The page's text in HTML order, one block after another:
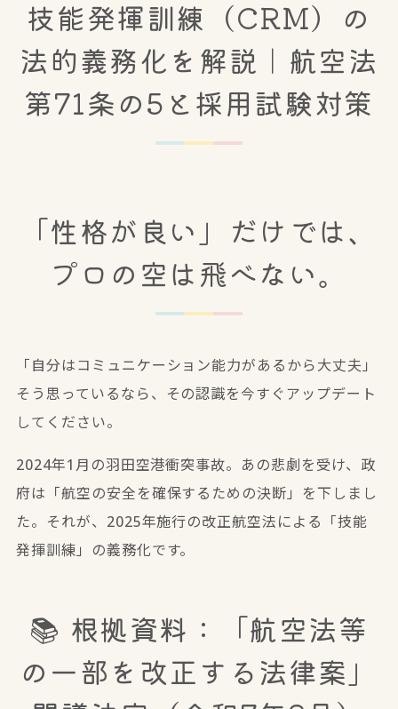
技能発揮訓練（CRM）の
法的義務化を解説｜航空法
第71条の5と採用試験対策
「性格が良い」だけでは、
プロの空は飛べない。
「自分はコミュニケーション能力があるから大丈夫」
そう思っているなら、その認識を今すぐアップデート
してください。
2024年1月の羽田空港衝突事故。あの悲劇を受け、政
府は「航空の安全を確保するための決断」を下しまし
た。それが、2025年施行の改正航空法による「技能
発揮訓練」の義務化です。
📚 根拠資料：
「航空法等
の一部を改正する法律案」